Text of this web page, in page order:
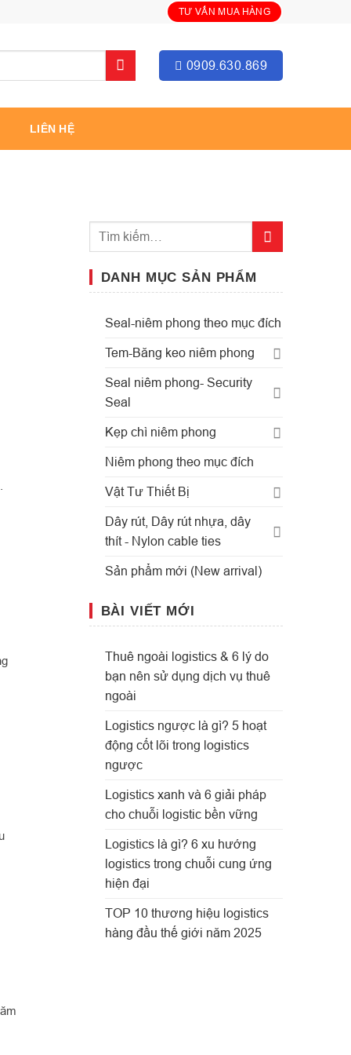
TƯ VẤN MUA HÀNG
0909.630.869
LIÊN HỆ
DANH MỤC SẢN PHẨM
Seal-niêm phong theo mục đích
Tem-Băng keo niêm phong
Seal niêm phong- Security
Seal
Kẹp chì niêm phong
Niêm phong theo mục đích
Vật Tư Thiết Bị
Dây rút, Dây rút nhựa, dây
thít - Nylon cable ties
Sản phẩm mới (New arrival)
BÀI VIẾT MỚI
Thuê ngoài logistics & 6 lý do
bạn nên sử dụng dịch vụ thuê
ngoài
Logistics ngược là gì? 5 hoạt
động cốt lõi trong logistics
ngược
Logistics xanh và 6 giải pháp
cho chuỗi logistic bền vững
Logistics là gì? 6 xu hướng
logistics trong chuỗi cung ứng
hiện đại
TOP 10 thương hiệu logistics
hàng đầu thế giới năm 2025